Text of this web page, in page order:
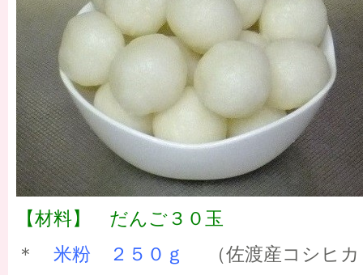
【材料】 だんご３０玉
＊ 米粉 ２５０ｇ
（佐渡産コシヒ